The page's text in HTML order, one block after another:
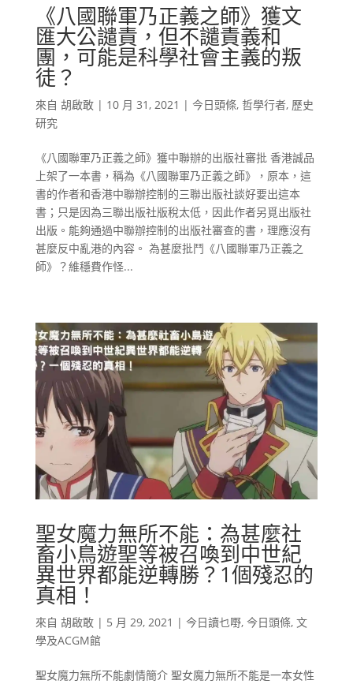
《八國聯軍乃正義之師》獲文
匯大公譴責，但不譴責義和
團，可能是科學社會主義的叛
徒？
來自 胡啟敢| 10 月 31, 2021 | 今日頭條, 哲學行者, 歷史
研究
《八國聯軍乃正義之師》獲中聯辦的出版社審批 香港誠品
上架了一本書，稱為《八國聯軍乃正義之師》，原本，這
書的作者和香港中聯辦控制的三聯出版社談好要出這本
書；只是因為三聯出版社版稅太低，因此作者另覓出版社
出版。能夠通過中聯辦控制的出版社審查的書，理應沒有
甚麼反中亂港的內容。 為甚麼批鬥《八國聯軍乃正義之
師》？維穩費作怪...
聖女魔力無所不能：為甚麼社
畜小鳥遊聖等被召喚到中世紀
異世界都能逆轉勝？1個殘忍的
真相！
來自 胡啟敢| 5 月 29, 2021 | 今日讀乜嘢, 今日頭條, 文
學及ACGM館
聖女魔力無所不能劇情簡介 聖女魔力無所不能是一本女性